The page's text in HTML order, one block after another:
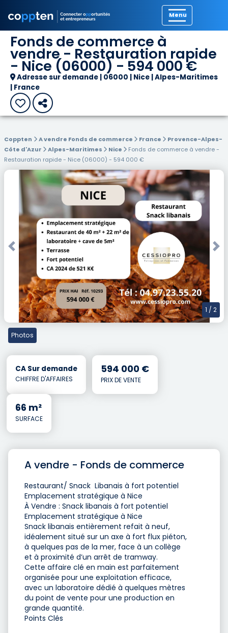
Fonds de commerce à
vendre - Restauration rapide
- Nice (06000) - 594 000 €
Adresse sur demande | 06000 | Nice | Alpes-Maritimes
| France
Coppten A vendre Fonds de commerce France
Provence-Alpes-
Côte d'Azur
Alpes-Maritimes Nice
Fonds de commerce à vendre -
Restauration rapide - Nice (06000) - 594 000 €
Previous
1 / 2
Photos
CA Sur demande
CHIFFRE D'AFFAIRES
594 000 €
PRIX DE VENTE
66 m²
SURFACE
A vendre - Fonds de commerce
Restaurant/ Snack Libanais à fort potentiel
Emplacement stratégique à Nice
À Vendre : Snack libanais à fort potentiel
Emplacement stratégique à Nice
Snack libanais entièrement refait à neuf,
idéalement situé sur un axe à fort flux piéton,
à quelques pas de la mer, face à un collège
et à proximité d’un arrêt de tramway.
Cette affaire clé en main est parfaitement
organisée pour une exploitation efficace,
avec un laboratoire dédié à quelques mètres
du point de vente pour une production en
grande quantité.
Points Clés